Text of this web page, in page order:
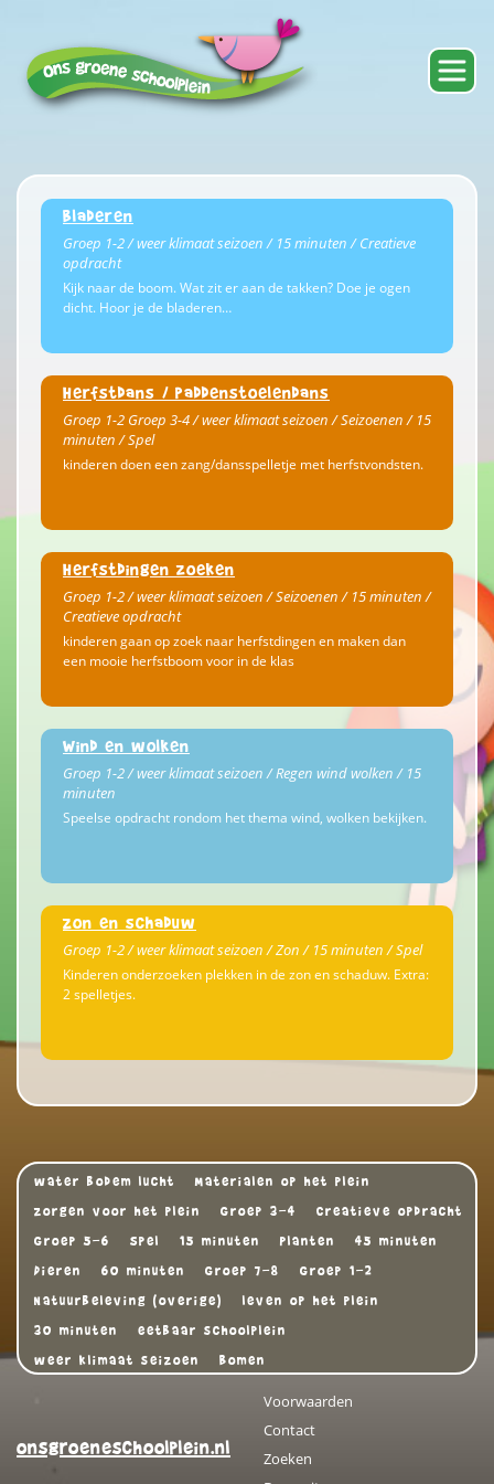
Bladeren
Groep 1-2 / weer klimaat seizoen / 15 minuten / Creatieve
opdracht
Kijk naar de boom. Wat zit er aan de takken? Doe je ogen
dicht. Hoor je de bladeren…
Herfstdans / paddenstoelendans
Groep 1-2 Groep 3-4 / weer klimaat seizoen / Seizoenen / 15
minuten / Spel
kinderen doen een zang/dansspelletje met herfstvondsten.
Herfstdingen zoeken
Groep 1-2 / weer klimaat seizoen / Seizoenen / 15 minuten /
Creatieve opdracht
kinderen gaan op zoek naar herfstdingen en maken dan
een mooie herfstboom voor in de klas
Wind en wolken
Groep 1-2 / weer klimaat seizoen / Regen wind wolken / 15
minuten
Speelse opdracht rondom het thema wind, wolken bekijken.
Zon en schaduw
Groep 1-2 / weer klimaat seizoen / Zon / 15 minuten / Spel
Kinderen onderzoeken plekken in de zon en schaduw. Extra:
2 spelletjes.
water bodem lucht
Materialen op het plein
zorgen voor het plein
Groep 3-4
Creatieve opdracht
Groep 5-6
Spel 15 minuten Planten
45 minuten
Dieren
60 minuten Groep 7-8
Groep 1-2
Natuurbeleving (overige)
leven op het plein
30 minuten
eetbaar schoolplein
weer klimaat seizoen
Bomen
onsgroeneschoolplein.nl
Voorwaarden
Contact
Zoeken